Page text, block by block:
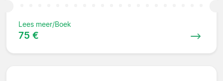
Lees meer/Boek
75 €